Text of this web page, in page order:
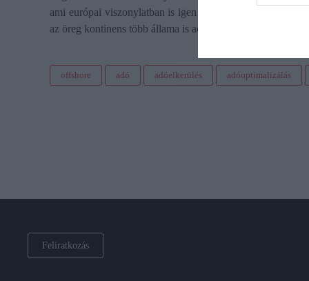
ami európai viszonylatban is igen alacsony, ezért a
az öreg kontinens több állama is adóparadicsomként tekint
offshore adó adóelkerülés adóoptimalizálás
Feliratkozás